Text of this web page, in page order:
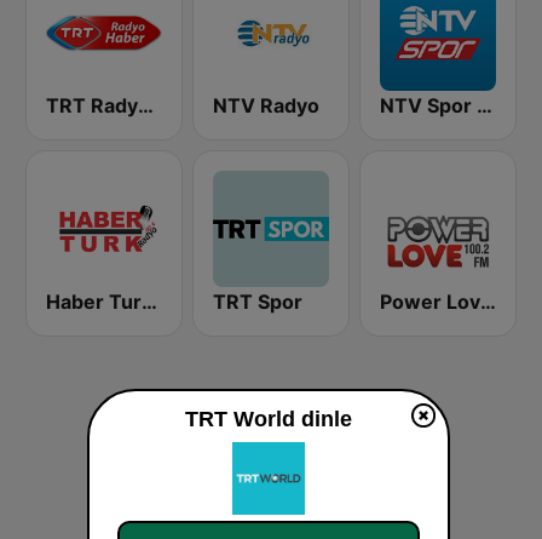
TRT Radyo Haber NTV Radyo NTV Spor Radyo
Haber Turk Radyo TRT Spor Power Love 100.2 FM
TRT World dinle